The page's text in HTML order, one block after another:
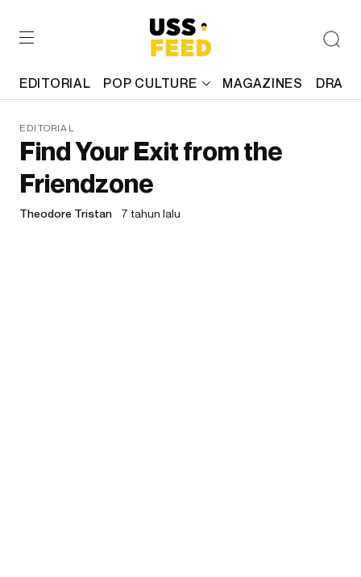
EDITORIAL POP CULTURE MAGAZINES
EDITORIAL
Find Your Exit from the
Friendzone
Theodore Tristan 7 tahun lalu